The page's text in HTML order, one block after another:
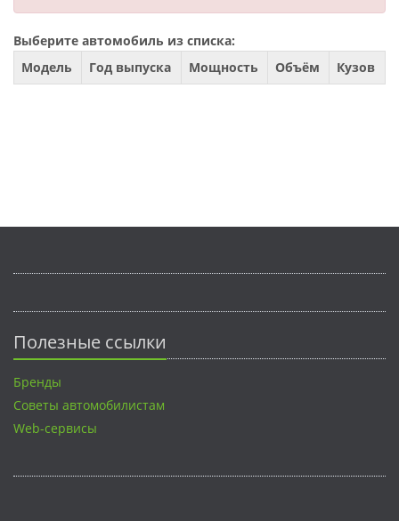
Выберите автомобиль из списка:
Модель
Год выпуска Мощность Объём Кузов
Полезные ссылки
Бренды
Советы автомобилистам
Web-сервисы